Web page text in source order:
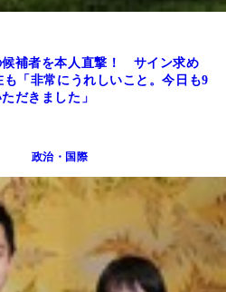
候補者を本人直撃！ サイン求め
「非常にうれしいこと。今日も9
だきました」
政治・国際